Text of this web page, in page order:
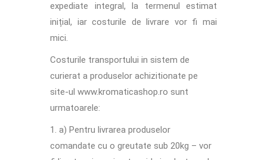
expediate integral, la termenul estimat
inițial, iar costurile de livrare vor fi mai
mici.
Costurile transportului in sistem de
curierat a produselor achizitionate pe
site-ul www.kromaticashop.ro sunt
urmatoarele:
a) Pentru livrarea produselor
comandate cu o greutate sub 20kg – vor